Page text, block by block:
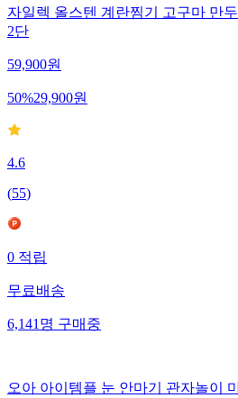
자일렉 올스텐 계란찜기 고구마 만
2단
59,900원
50%29,900원
4.6
(55)
0 적립
무료배송
6,141 명 구매중
오아 아이템플 눈 안마기 관자놀이